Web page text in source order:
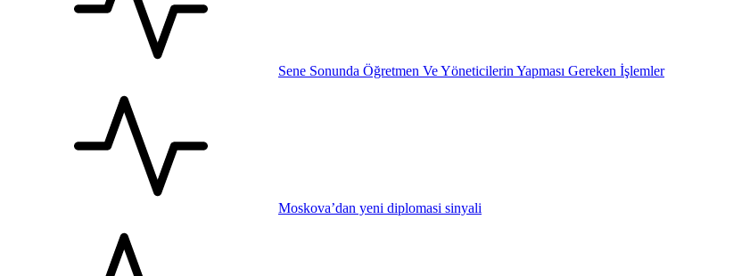
Sene Sonunda Öğretmen Ve Yöneticilerin Yapması Gereken İşlemler
Moskova’dan yeni diplomasi sinyali